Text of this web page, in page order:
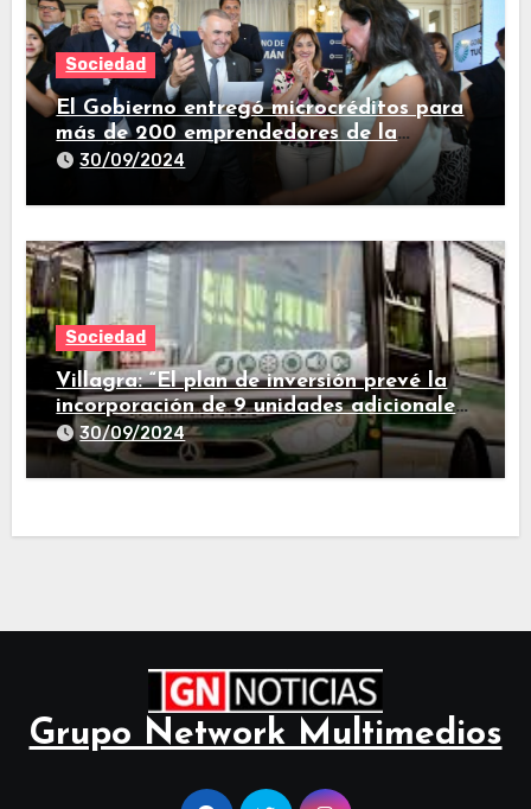
Sociedad
El Gobierno entregó microcréditos para
más de 200 emprendedores de la
provincia
30/09/2024
Sociedad
Villagra: “El plan de inversión prevé la
incorporación de 9 unidades adicionales
para 2025″
30/09/2024
Grupo Network Multimedios